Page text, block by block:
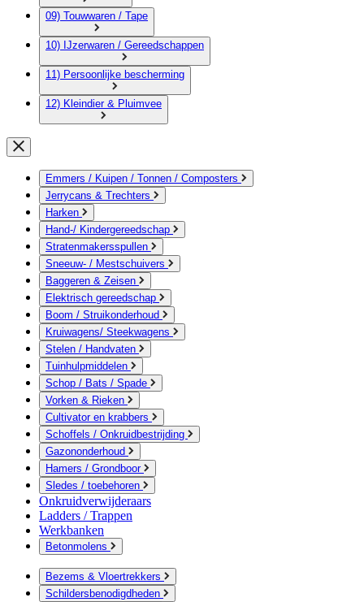
09) Touwwaren / Tape
10) IJzerwaren / Gereedschappen
11) Persoonlijke bescherming
12) Kleindier & Pluimvee
Emmers / Kuipen / Tonnen / Composters
Jerrycans & Trechters
Harken
Hand-/ Kindergereedschap
Stratenmakersspullen
Sneeuw- / Mestschuivers
Baggeren & Zeisen
Elektrisch gereedschap
Boom / Struikonderhoud
Kruiwagens/ Steekwagens
Stelen / Handvaten
Tuinhulpmiddelen
Schop / Bats / Spade
Vorken & Rieken
Cultivator en krabbers
Schoffels / Onkruidbestrijding
Gazononderhoud
Hamers / Grondboor
Sledes / toebehoren
Onkruidverwijderaars
Ladders / Trappen
Werkbanken
Betonmolens
Bezems & Vloertrekkers
Schildersbenodigdheden